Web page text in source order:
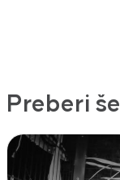
Preberi še